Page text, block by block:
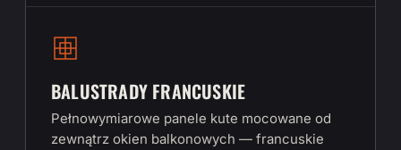
BALUSTRADY FRANCUSKIE
Pełnowymiarowe panele kute mocowane od
zewnątrz okien balkonowych — francuskie